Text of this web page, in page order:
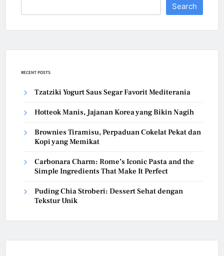
Search
RECENT POSTS
Tzatziki Yogurt Saus Segar Favorit Mediterania
Hotteok Manis, Jajanan Korea yang Bikin Nagih
Brownies Tiramisu, Perpaduan Cokelat Pekat dan
Kopi yang Memikat
Carbonara Charm: Rome’s Iconic Pasta and the
Simple Ingredients That Make It Perfect
Puding Chia Stroberi: Dessert Sehat dengan
Tekstur Unik